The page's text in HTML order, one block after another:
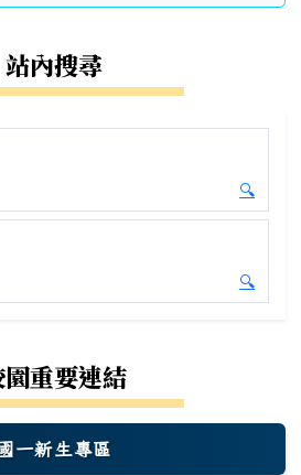
站內搜尋
🔍
開始本
🔍
開始舊
重要連結
一新生專區
(另開新視窗)